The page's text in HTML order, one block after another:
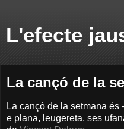
L'efecte
La cançó de la
La cançó de la setmana
e plana, leugereta, ses